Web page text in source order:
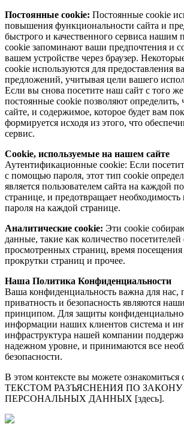
Постоянные cookie: Постоянные cookie
повышения функциональности сайта и
быстрого и качественного сервиса нашим
cookie запоминают ваши предпочтения и
вашем устройстве через браузер.
cookie используются для предоставления
предложений, учитывая цели вашего
Если вы снова посетите наш сайт с того же
постоянные cookie позволяют
сайте, и содержимое, которое будет вам
формируется исходя из этого, что
сервис.
Cookie, используемые на нашем сайте
Аутентификационные cookie: Если
с помощью пароля, этот тип cookie
является пользователем сайта на каждой
странице, и предотвращает необходимость
пароля на каждой странице.
Аналитические cookie: Эти cookie
данные, такие как количество
просмотренных страниц, время
прокрутки страниц и прочее.
Наша Политика Конфиденциальности
Ваша конфиденциальность важна для нас,
приватность и безопасность являются
принципом. Для защиты
информации наших клиентов система и
инфраструктура нашей компании
надежном уровне, и принимаются все
безопасности.
В этом контексте вы можете
ТЕКСТОМ РАЗЪЯСНЕНИЯ ПО
ПЕРСОНАЛЬНЫХ ДАННЫХ [здесь].